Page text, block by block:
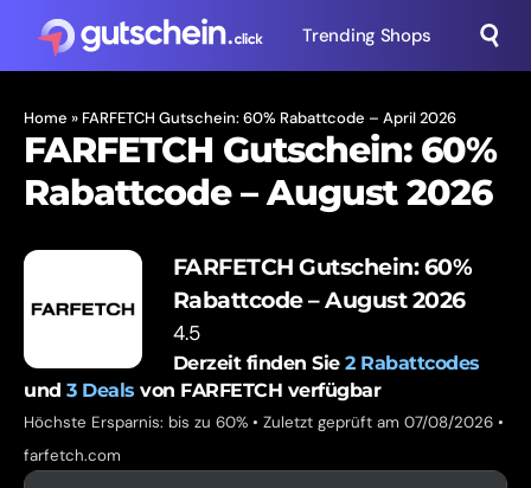
Trending Shops
FARFETCH Gutschein: 60%
Rabattcode – August 2026
Home » FARFETCH Gutschein: 60% Rabattcode – April 2026
FARFETCH Gutschein: 60%
Rabattcode – August 2026
4.5
Derzeit finden Sie 2Rabattcodes
und 3Deals von FARFETCH verfügbar
Höchste Ersparnis: bis zu 60% • Zuletzt geprüft am 07/08/2026 •
farfetch.com